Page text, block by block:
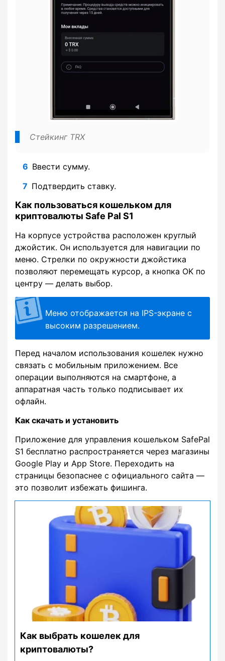
Стейкинг TRX
Ввести сумму.
Подтвердить ставку.
Как пользоваться кошельком для
криптовалюты Safe Pal S1
На корпусе устройства расположен круглый
джойстик. Он используется для навигации по
меню. Стрелки по окружности джойстика
позволяют перемещать курсор, а кнопка OK по
центру — делать выбор.
Меню отображается на IPS-экране с
высоким разрешением.
Перед началом использования кошелек нужно
связать с мобильным приложением. Все
операции выполняются на смартфоне, а
аппаратная часть только подписывает их
офлайн.
Как скачать и установить
Приложение для управления кошельком SafePal
S1 бесплатно распространяется через магазины
Google Play и App Store. Переходить на
страницы безопаснее с официального сайта —
это позволит избежать фишинга.
Как выбрать кошелек для
криптовалюты?